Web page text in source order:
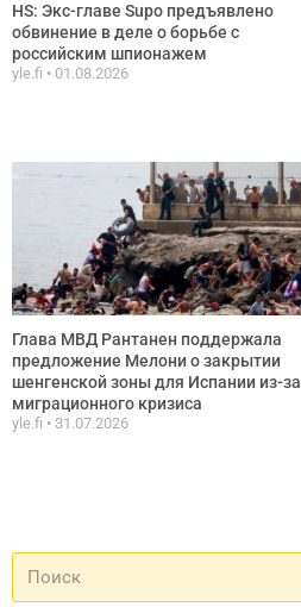
HS: Экс-главе Supo предъявлено
обвинение в деле о борьбе с
российским шпионажем
yle.fi 01.08.2026
Глава МВД Рантанен поддержала
предложение Мелони о закрытии
шенгенской зоны для Испании из-за
миграционного кризиса
yle.fi 31.07.2026